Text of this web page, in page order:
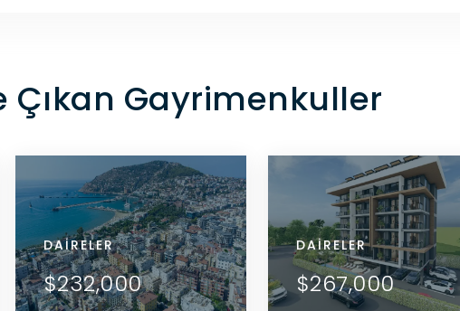
Çıkan Gayrimenkuller
REZIDANS
$309,000
REZIDANS
$309,000
DAIRELER
$232,000
DAIRELER
$232,000
DETAYLARI GÖR
ACENTE ILE ILETIŞIME
GEÇIN
DAIRELER
$267,000
DETAYLARI GÖR
ACENTE ILE ILETIŞIME
GEÇIN